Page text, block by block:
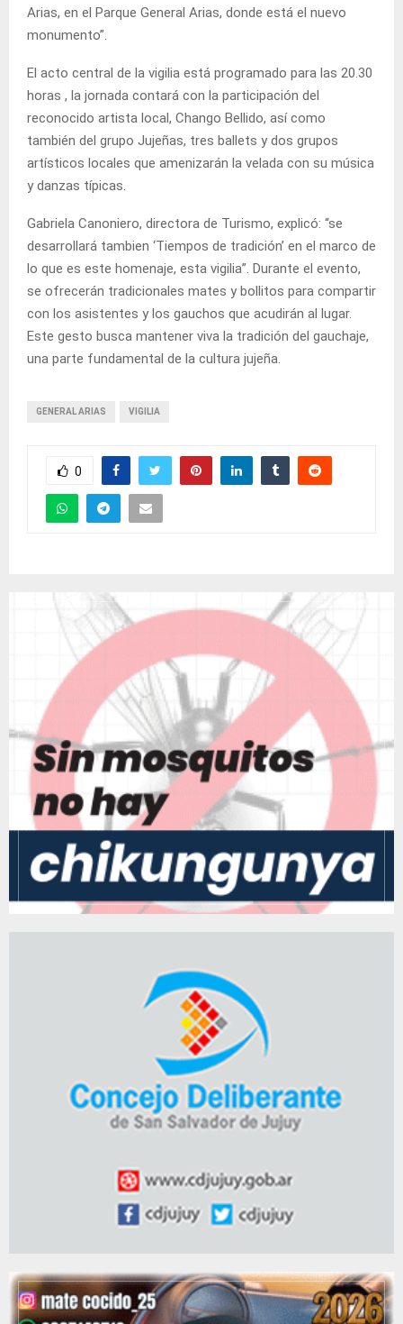
Arias, en el Parque General Arias, donde está el nuevo
monumento”.
El acto central de la vigilia está programado para las 20.30
horas , la jornada contará con la participación del
reconocido artista local, Chango Bellido, así como
también del grupo Jujeñas, tres ballets y dos grupos
artísticos locales que amenizarán la velada con su música
y danzas típicas.
Gabriela Canoniero, directora de Turismo, explicó: “se
desarrollará tambien ‘Tiempos de tradición’ en el marco de
lo que es este homenaje, esta vigilia”. Durante el evento,
se ofrecerán tradicionales mates y bollitos para compartir
con los asistentes y los gauchos que acudirán al lugar.
Este gesto busca mantener viva la tradición del gauchaje,
una parte fundamental de la cultura jujeña.
GENERAL ARIAS VIGILIA
0